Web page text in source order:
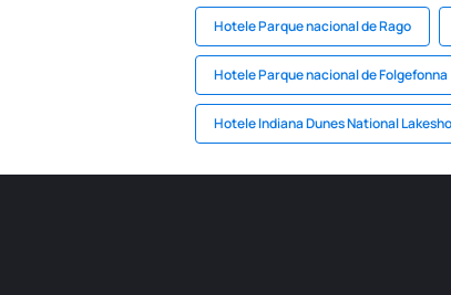
Hotele Parque nacional de Rago
Hotele Parque nacional de Folgefonna
Hotele Indiana Dunes National